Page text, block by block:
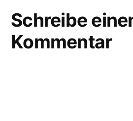
Schreibe
Kommentar